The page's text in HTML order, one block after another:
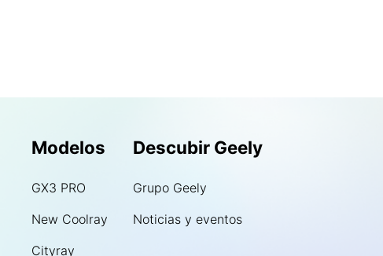
Modelos
GX3 PRO
New Coolray
Cityray
Descubir Geely
Grupo Geely
Noticias y eventos